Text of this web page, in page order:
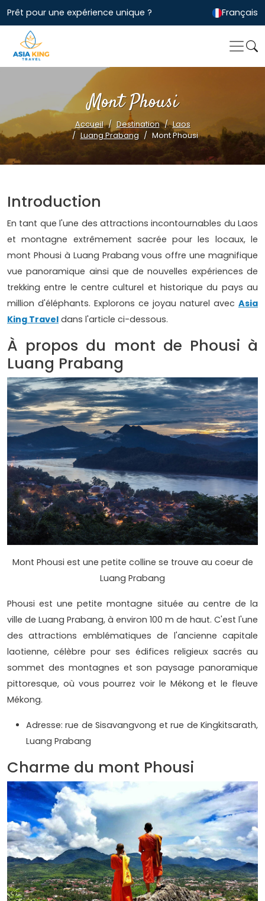
Prêt pour une expérience unique ? Français
Mont Phousi
Accueil Destination
Laos
Luang Prabang
Mont Phousi
Introduction
En tant que l'une des attractions incontournables du Laos
et montagne extrêmement sacrée pour les locaux, le
mont Phousi à Luang Prabang vous offre une magnifique
vue panoramique ainsi que de nouvelles expériences de
trekking entre le centre culturel et historique du pays au
million d'éléphants. Explorons ce joyau naturel avec Asia
King Travel dans l'article ci-dessous.
À propos du mont de Phousi à
Luang Prabang
Mont Phousi est une petite colline se trouve au coeur de
Luang Prabang
Phousi est une petite montagne située au centre de la
ville de Luang Prabang, à environ 100 m de haut. C'est l'une
des attractions emblématiques de l'ancienne capitale
laotienne, célèbre pour ses édifices religieux sacrés au
sommet des montagnes et son paysage panoramique
pittoresque, où vous pourrez voir le Mékong et le fleuve
Mékong.
Adresse: rue de Sisavangvong et rue de Kingkitsarath,
Luang Prabang
Charme du mont Phousi